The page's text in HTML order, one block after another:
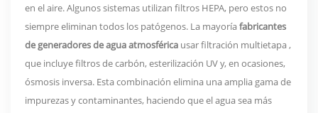
en el aire. Algunos sistemas utilizan filtros HEPA, pero estos no
siempre eliminan todos los patógenos. La mayoríafabricantes
de generadores de agua atmosférica usarfiltración multietapa,
que incluye filtros de carbón, esterilización UV y, en ocasiones,
ósmosis inversa. Esta combinación elimina una amplia gama de
impurezas y contaminantes, haciendo que el agua sea más